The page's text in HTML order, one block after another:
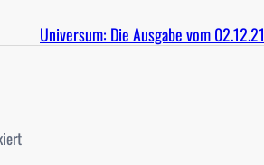
Universum: Die Ausgabe vom 02.12.21